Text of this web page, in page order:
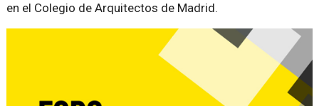
en el Colegio de Arquitectos de Madrid.